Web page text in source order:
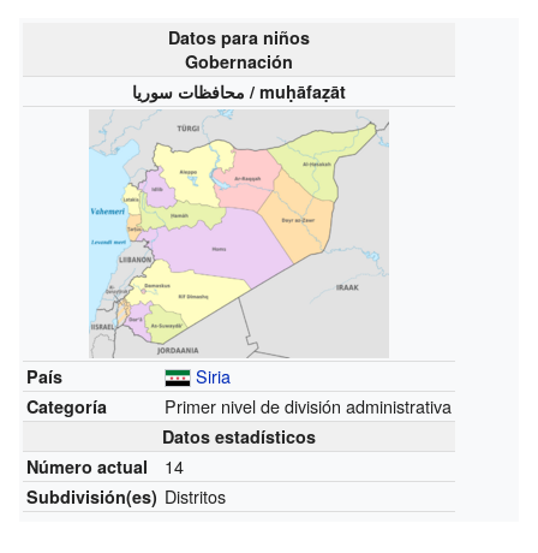
Datos para niños
Gobernación
محافظات سوريا / muḥāfaẓāt
País Siria
Categoría Primer nivel de división administrativa
Datos estadísticos
Número actual
14
Subdivisión(es) Distritos